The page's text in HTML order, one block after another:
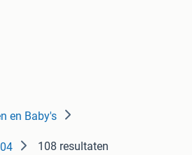
en Baby's
108 resultaten